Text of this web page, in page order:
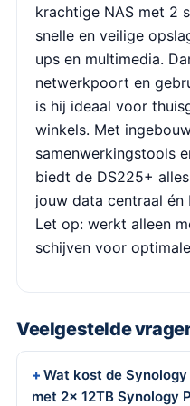
krachtige NAS met 2
snelle en veilige
ups en multimedia.
netwerkpoort en
is hij ideaal voor
winkels. Met
samenwerkingstools
biedt de DS225+
jouw data centraal én
Let op: werkt alleen
schijven voor
Veelgestelde
Wat kost de
met 2x 12TB Synology